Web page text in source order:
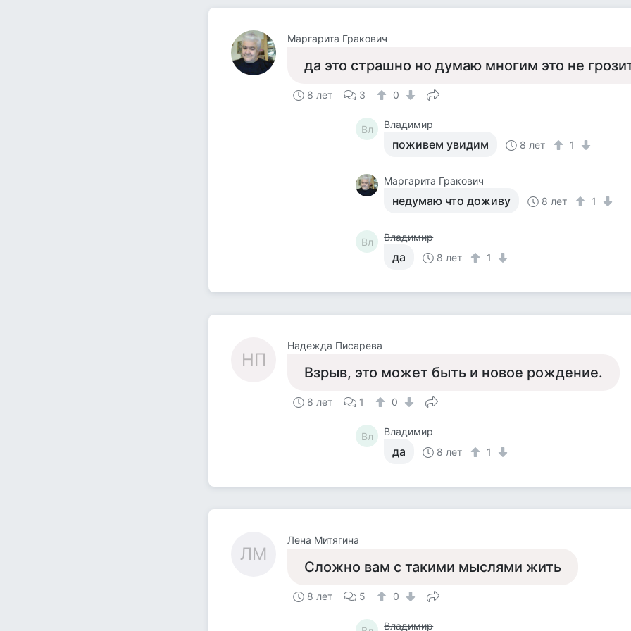
Маргарита Гракович
да это страшно но думаю многим это не
8 лет 3 0
Вл Владимир
поживем увидим 8 лет 1
Маргарита Гракович
недумаю что доживу 8 лет 1
Вл Владимир
да 8 лет 1
НП
Надежда Писарева
Взрыв, это может быть и новое рождение.
8 лет 1 0
Вл Владимир
да 8 лет 1
ЛМ
Лена Митягина
Сложно вам с такими мыслями жить
8 лет 5 0
Владимир